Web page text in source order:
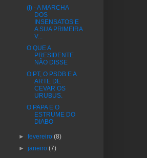
(I) - A MARCHA
DOS
INSENSATOS E
A SUA PRIMEIRA
V...
O QUE A
PRESIDENTE
NÃO DISSE
O PT, O PSDB E A
ARTE DE
CEVAR OS
URUBUS.
O PAPA E O
ESTRUME DO
DIABO
►fevereiro(8)
►janeiro(7)